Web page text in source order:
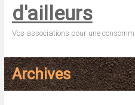
d'ailleurs
Vos associations pour une
Archives